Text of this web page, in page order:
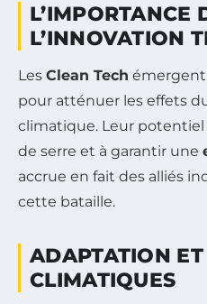
L’IMPORTANCE
L’INNOVATION
Les Clean Tech émergent
pour atténuer les effets
climatique. Leur potentiel
de serre et à garantir une
accrue en fait des alliés
cette bataille.
ADAPTATION
CLIMATIQUES